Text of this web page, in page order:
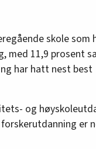
skole som
med 11,9 prosent
har hatt nest best
og
er